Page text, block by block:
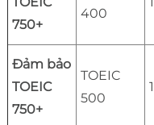
750+
400
Đảm bảo
TOEIC
750+
TOEIC
500